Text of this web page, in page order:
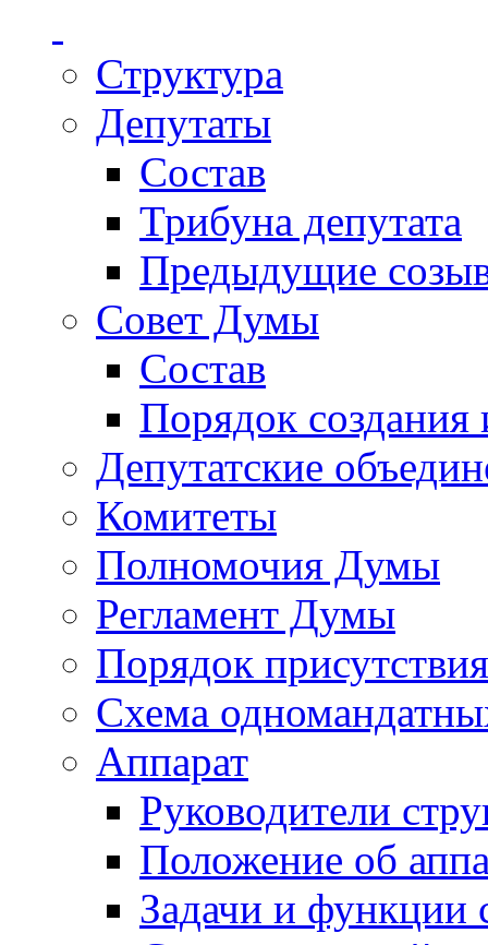
Структура
Депутаты
Состав
Трибуна депутата
Предыдущие
Совет Думы
Состав
Порядок создания
Депутатские
Комитеты
Полномочия Думы
Регламент Думы
Порядок
Схема
Аппарат
Руководители
Положение об
Задачи и функции